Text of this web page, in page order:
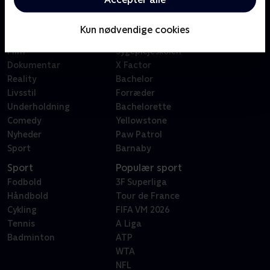
Kun nødvendige cookies
Kategorier
Film
Dokumentar
Reality
Livsstil
Underholdning
Comedy
Nyheder
Sport
Badehotellet
Sygeplejeskolen
X Factor
Bachelor
Forræder
Bachelorette
Yellowstone
Paw Patrol
Barnaby
Sport
Fodbold
Håndbold
Cykling
Tennis
Badminton
Populær sport
3F Superliga
Tour de France
FIFA VM 2026
A Liga
ATP
WTA
NFL